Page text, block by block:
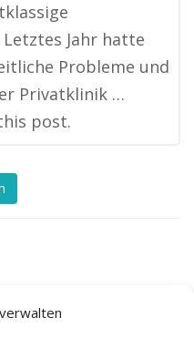
Jahr hatte
Probleme und
Privatklinik …
post.